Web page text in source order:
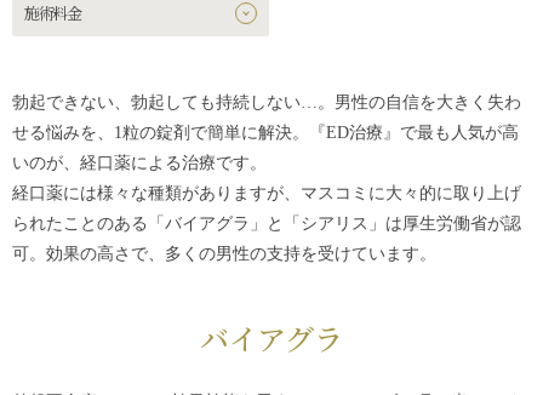
施術料金
勃起できない、勃起しても持続しない…。男性の自信を大きく失わ
せる悩みを、1粒の錠剤で簡単に解決。『ED治療』で最も人気が高
いのが、経口薬による治療です。
経口薬には様々な種類がありますが、マスコミに大々的に取り上げ
られたことのある「バイアグラ」と「シアリス」は厚生労働省が認
可。効果の高さで、多くの男性の支持を受けています。
バイアグラ